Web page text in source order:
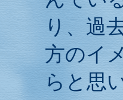
り、過
方のイ
らと思